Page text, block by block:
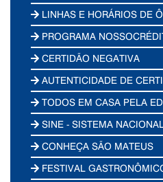
LINHAS E HORÁRIOS DE
PROGRAMA
CERTIDÃO NEGATIVA
AUTENTICIDADE DE
TODOS EM CASA PELA
SINE - SISTEMA
CONHEÇA SÃO MATEUS
FESTIVAL